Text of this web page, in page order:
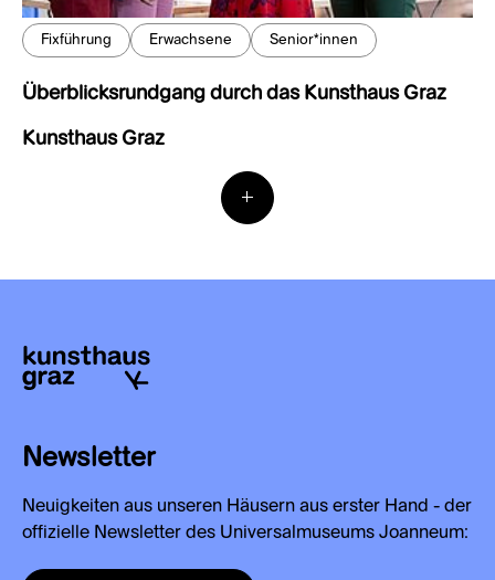
Fixführung Erwachsene Senior*innen
Überblicksrundgang durch das Kunsthaus Graz
Kunsthaus Graz
Newsletter
Neuigkeiten aus unseren Häusern aus erster Hand - der
offizielle Newsletter des Universalmuseums Joanneum: